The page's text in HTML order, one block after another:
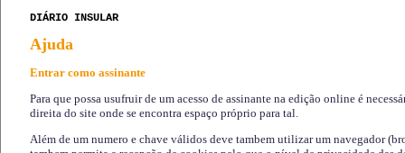
DIÁRIO INSULAR
Ajuda
Entrar como assinante
Para que possa usufruir de um acesso de assinante na edição online é
direita do site onde se encontra espaço próprio para tal.
Além de um numero e chave válidos deve tambem utilizar um navegador